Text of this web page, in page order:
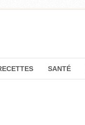
SANTÉ